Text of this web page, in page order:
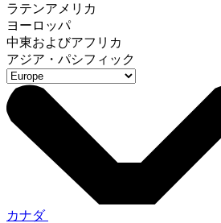
ラテンアメリカ
ヨーロッパ
中東およびアフリカ
アジア・パシフィック
カナダ